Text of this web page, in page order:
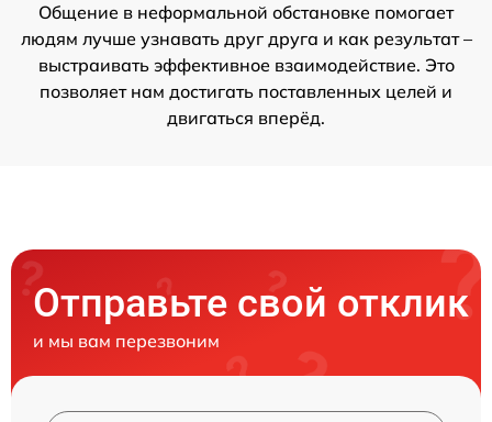
Общение в неформальной обстановке помогает
людям лучше узнавать друг друга и как результат –
выстраивать эффективное взаимодействие. Это
позволяет нам достигать поставленных целей и
двигаться вперёд.
Отправьте свой отклик
и мы вам перезвоним